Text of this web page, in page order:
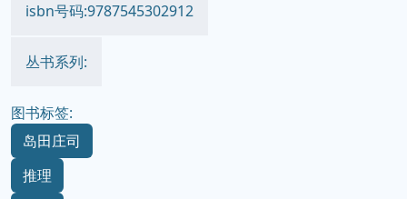
isbn号码:9787545302912
丛书系列:
图书标签:
岛田庄司
推理